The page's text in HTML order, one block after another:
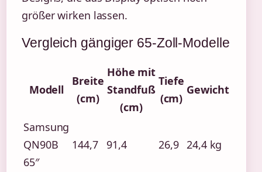
größer wirken lassen.
Vergleich gängiger 65-Zoll-Modelle
Modell
Breite
(cm)
Höhe mit
Standfuß
(cm)
Tiefe
(cm)
Gewicht
Samsung
QN90B
65″
144,7 91,4 26,9 24,4 kg